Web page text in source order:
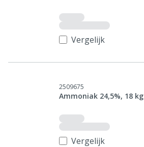
Vergelijk
2509675
Ammoniak 24,5%, 18 kg
Vergelijk